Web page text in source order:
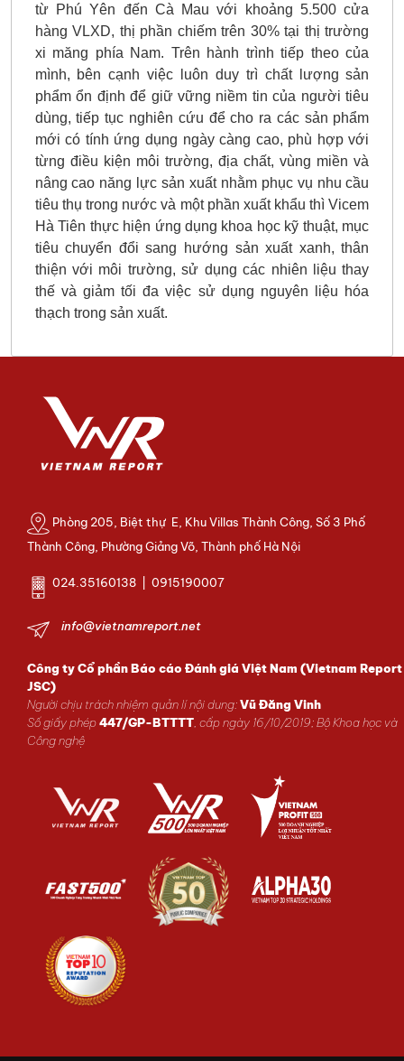
từ Phú Yên đến Cà Mau với khoảng 5.500 cửa
hàng VLXD, thị phần chiếm trên 30% tại thị trường
xi măng phía Nam. Trên hành trình tiếp theo của
mình, bên cạnh việc luôn duy trì chất lượng sản
phẩm ổn định để giữ vững niềm tin của người tiêu
dùng, tiếp tục nghiên cứu để cho ra các sản phẩm
mới có tính ứng dụng ngày càng cao, phù hợp với
từng điều kiện môi trường, địa chất, vùng miền và
nâng cao năng lực sản xuất nhằm phục vụ nhu cầu
tiêu thụ trong nước và một phần xuất khẩu thì Vicem
Hà Tiên thực hiện ứng dụng khoa học kỹ thuật, mục
tiêu chuyển đổi sang hướng sản xuất xanh, thân
thiện với môi trường, sử dụng các nhiên liệu thay
thế và giảm tối đa việc sử dụng nguyên liệu hóa
thạch trong sản xuất.
Phòng 205, Biệt thự E, Khu Villas Thành Công, Số 3 Phố
Thành Công, Phường Giảng Võ, Thành phố Hà Nội
024.35160138 | 0915190007
info@vietnamreport.net
Công ty Cổ phần Báo cáo Đánh giá Việt Nam (Vietnam Report
JSC)
Người chịu trách nhiệm quản lí nội dung:Vũ Đăng Vinh
Số giấy phép447/GP-BTTTT, cấp ngày 16/10/2019; Bộ Khoa học và
Công nghệ